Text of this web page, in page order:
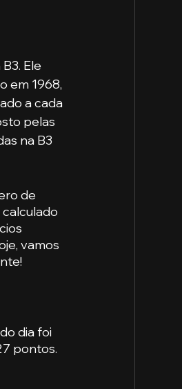
Ele
em 1968,
a cada
pelas
na B3
de
vamos
dia foi
pontos.